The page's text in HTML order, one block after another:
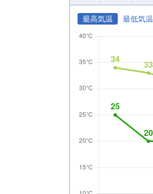
最高気温 最低気温